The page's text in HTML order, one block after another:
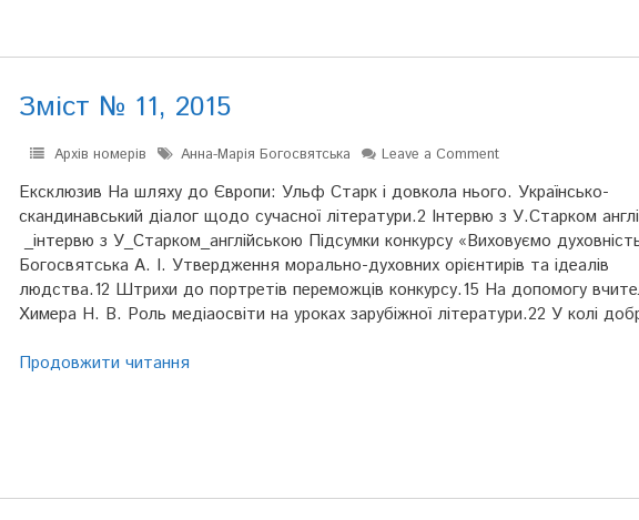
Зміст № 11, 2015
Архів номерів Анна-Марія Богосвятська Leave a Comment
Ексклюзив На шляху до Європи: Ульф Старк і довкола нього. Українсько-
скандинавський діалог щодо сучасної літератури.2 Інтервю з У.Старком
_інтервю з У_Старком_англійською Підсумки конкурсу «Виховуємо
Богосвятська А. І. Утвердження морально-духовних орієнтирів та ідеалів
людства.12 Штрихи до портретів переможців конкурсу.15 На допомогу
Химера Н. В. Роль медіаосвіти на уроках зарубіжної літератури.22 У колі
Продовжити читання